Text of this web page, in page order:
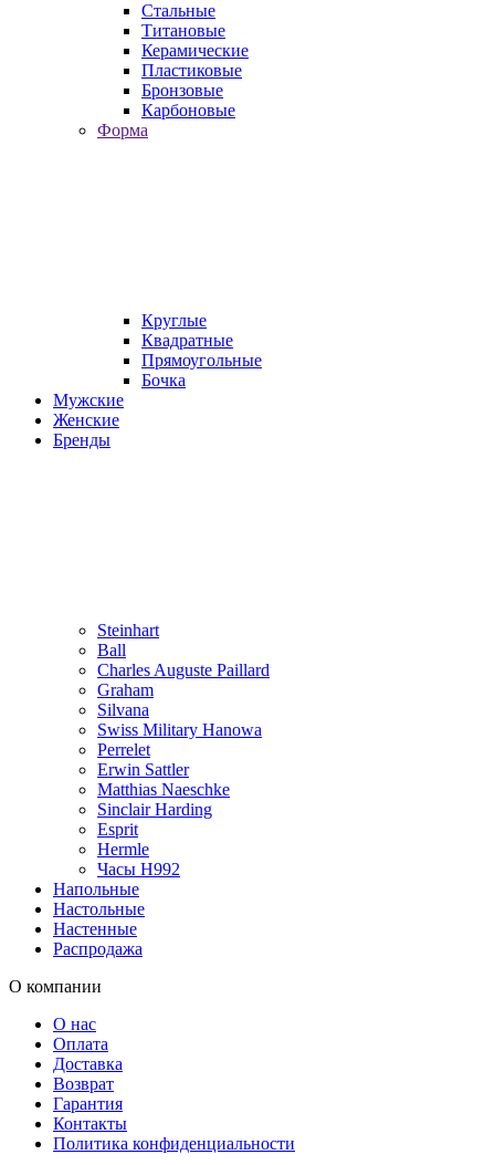
Стальные
Титановые
Керамические
Пластиковые
Бронзовые
Карбоновые
Форма
Круглые
Квадратные
Прямоугольные
Бочка
Мужские
Женские
Бренды
Steinhart
Ball
Charles Auguste Paillard
Graham
Silvana
Swiss Military Hanowa
Perrelet
Erwin Sattler
Matthias Naeschke
Sinclair Harding
Esprit
Hermle
Часы H992
Напольные
Настольные
Настенные
Распродажа
О компании
О нас
Оплата
Доставка
Возврат
Гарантия
Контакты
Политика конфиденциальности